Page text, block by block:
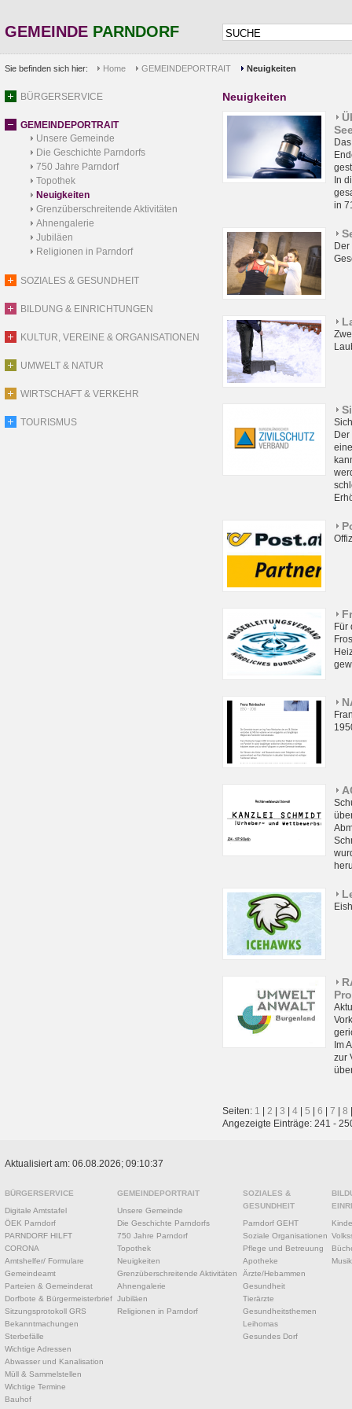
GEMEINDE PARNDORF
Sie befinden sich hier: Home GEMEINDEPORTRAIT Neuigkeiten
BÜRGERSERVICE
GEMEINDEPORTRAIT
Unsere Gemeinde
Die Geschichte Parndorfs
750 Jahre Parndorf
Topothek
Neuigkeiten
Grenzüberschreitende Aktivitäten
Ahnengalerie
Jubiläen
Religionen in Parndorf
SOZIALES & GESUNDHEIT
BILDUNG & EINRICHTUNGEN
KULTUR, VEREINE & ORGANISATIONEN
UMWELT & NATUR
WIRTSCHAFT & VERKEHR
TOURISMUS
Neuigkeiten
In
in
Für
Im
zur
Seiten: 1 2 3 4 5 6 7 8
Angezeigte Einträge: 241 -
Aktualisiert am: 06.08.2026; 09:10:37
BÜRGERSERVICE
Digitale Amtstafel
ÖEK Parndorf
PARNDORF HILFT
CORONA
Amtshelfer/ Formulare
Gemeindeamt
Parteien & Gemeinderat
Dorfbote & Bürgermeisterbrief
Sitzungsprotokoll GRS
Bekanntmachungen
Sterbefälle
Wichtige Adressen
Abwasser und Kanalisation
Müll & Sammelstellen
Wichtige Termine
Bauhof
GEMEINDEPORTRAIT
Unsere Gemeinde
Die Geschichte Parndorfs
750 Jahre Parndorf
Topothek
Neuigkeiten
Grenzüberschreitende Aktivitäten
Ahnengalerie
Jubiläen
Religionen in Parndorf
SOZIALES &
GESUNDHEIT
Parndorf GEHT
Soziale Organisationen
Pflege und Betreuung
Apotheke
Ärzte/Hebammen
Gesundheit
Tierärzte
Gesundheitsthemen
Leihomas
Gesundes Dorf